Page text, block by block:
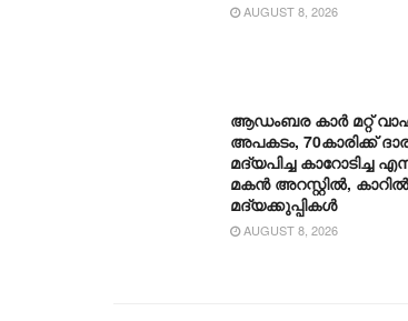
AUGUST 8, 2026
ആഡംബര കാര്‍ മറ്റ്
അപകടം, 70കാരിക്ക്
മദ്യപിച്ച
മകന്‍ അറസ്റ്റില്‍,
മദ്യക്കുപ്പികള്‍
AUGUST 8, 2026